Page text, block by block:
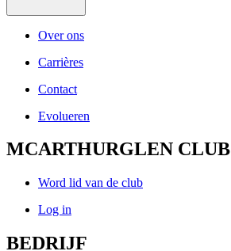
Over ons
Carrières
Contact
Evolueren
MCARTHURGLEN CLUB
Word lid van de club
Log in
BEDRIJF